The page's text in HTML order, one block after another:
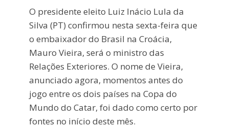
O presidente eleito Luiz Inácio Lula da
Silva (PT) confirmou nesta sexta-feira que
o embaixador do Brasil na Croácia,
Mauro Vieira, será o ministro das
Relações Exteriores. O nome de Vieira,
anunciado agora, momentos antes do
jogo entre os dois países na Copa do
Mundo do Catar, foi dado como certo por
fontes no início deste mês.